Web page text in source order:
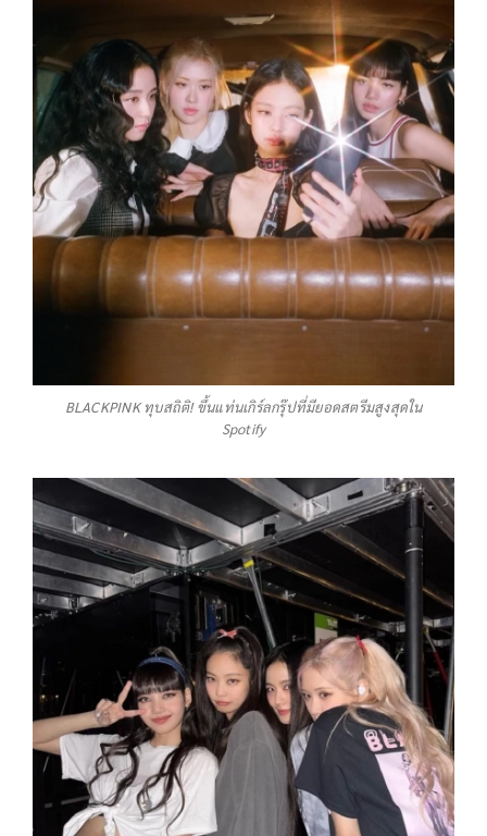
BLACKPINK ทุบสถิติ! ขึ้นแท่นเกิร์ลกรุ๊ปที่มียอดสตรีมสูงสุดใน
Spotify